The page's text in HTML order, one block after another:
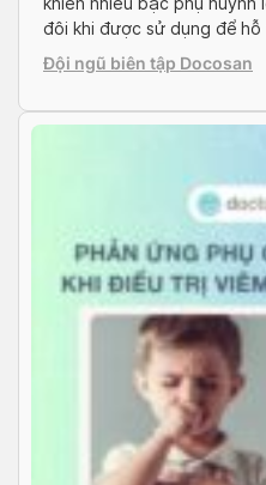
đôi khi được sử dụng để
dụng thuốc giãn phế quản
hiện thận trọng và đúng
Đội ngũ biên tập Docosan